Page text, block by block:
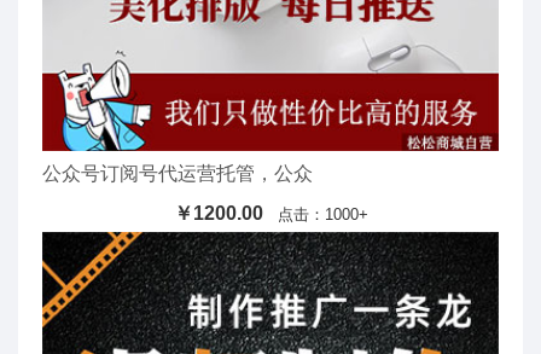
公众号订阅号代运营托管，公众
￥1200.00
点击：1000+